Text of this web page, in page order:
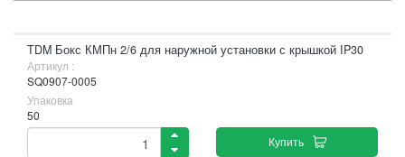
TDM Бокс КМПн 2/6 для наружной установки с крышкой IP30
Артикул :
SQ0907-0005
Упаковка
50
Купить